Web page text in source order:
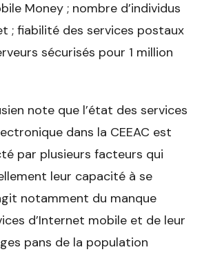
Money ; nombre d’individus
; fiabilité des services postaux
sécurisés pour 1 million
note que l’état des services
dans la CEEAC est
par plusieurs facteurs qui
leur capacité à se
notamment du manque
d’Internet mobile et de leur
pans de la population